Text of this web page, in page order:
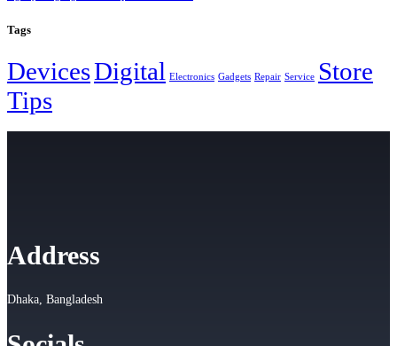
Tags
DevicesDigital Electronics Gadgets Repair Service Store
Tips
Address
Dhaka, Bangladesh